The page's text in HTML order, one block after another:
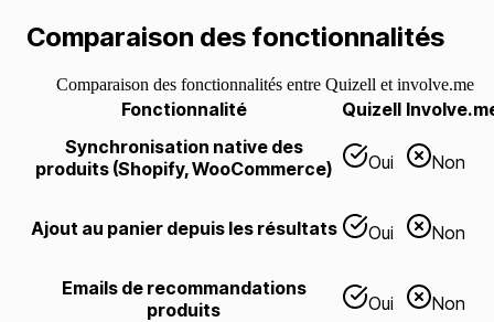
Comparaison des fonctionnalités
Comparaison des fonctionnalités entre Quizell et involve.me
Fonctionnalité Quizell
Synchronisation native des
produits (Shopify, WooCommerce)
Oui Non
Ajout au panier depuis les résultats Oui Non
Emails de recommandations
produits
Oui Non